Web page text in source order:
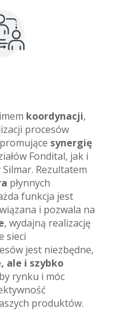
koordynacji,
procesów
synergię
Fondital, jak i
Rezultatem
płynnych
funkcja jest
i pozwala na
, wydajną realizację
sieci
jest niezbędne,
ale i szybko
rynku i móc
produktów.